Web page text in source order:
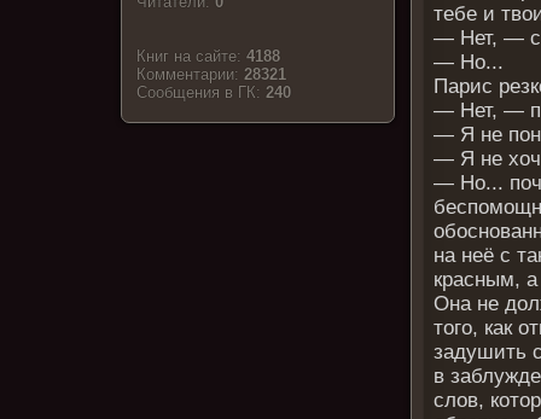
Книг на сайте:4188
Комментарии:28321
Cообщения в ГК:240
тебе и
— Нет, —
— Но...
Парис
— Нет, —
— Я не
— Я не
— Но...
на неё с
красным,
Она не
того, как
задушить
в
слов,